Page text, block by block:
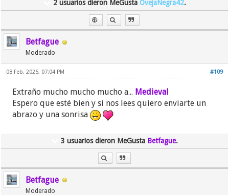
2 usuarios dieron MeGusta OvejaNegra42.
Betfague
Moderado
#109
08 Feb, 2025, 07:04 PM
Extraño mucho mucho mucho a... Medieval
Espero que esté bien y si nos lees quiero enviarte un
abrazo y una sonrisa
3 usuarios dieron MeGusta Betfague.
Betfague
Moderado